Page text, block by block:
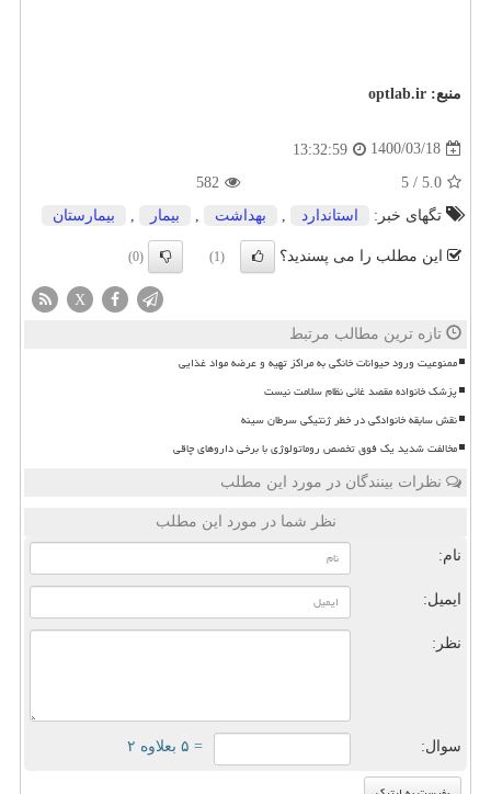
منبع: optlab.ir
1400/03/18
13:32:59
5.0
/
5
582
تگهای خبر:
استاندارد بهداشت بیمار بیمارستان
این مطلب را می پسندید؟ (1)
(0)
X
تازه ترین مطالب مرتبط
ممنوعیت ورود حیوانات خانگی به مراکز تهیه و عرضه مواد غذایی
پزشک خانواده مقصد غائی نظام سلامت نیست
نقش سابقه خانوادگی در خطر ژنتیکی سرطان سینه
مخالفت شدید یک فوق تخصص روماتولوژی با برخی داروهای چاقی
نظرات بینندگان در مورد این مطلب
نظر شما در مورد این مطلب
نام:
ایمیل:
نظر:
سوال: = ۵ بعلاوه ۲